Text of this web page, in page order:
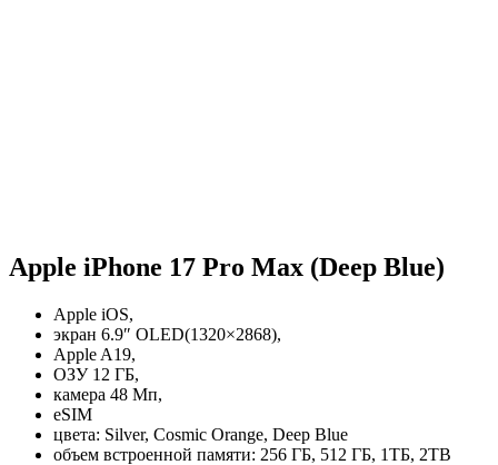
Apple iPhone 17 Pro Max (Deep Blue)
Apple iOS,
экран 6.9″ OLED(1320×2868),
Apple A19,
ОЗУ 12 ГБ,
камера 48 Мп,
eSIM
цвета: Silver, Cosmic Orange, Deep Blue
объем встроенной памяти: 256 ГБ, 512 ГБ, 1ТБ, 2TB